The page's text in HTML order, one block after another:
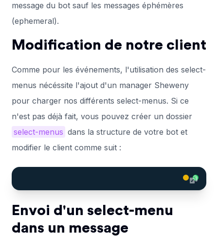
message du bot sauf les messages éphémères
(ephemeral).
Modification de notre client
Comme pour les événements, l'utilisation des select-
menus nécéssite l'ajout d'un manager Sheweny
pour charger nos différents select-menus. Si ce
n'est pas déjà fait, vous pouvez créer un dossier
select-menus dans la structure de votre bot et
modifier le client comme suit :
Envoi d'un select-menu
dans un message